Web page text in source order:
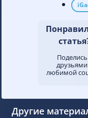
любимой
Другие